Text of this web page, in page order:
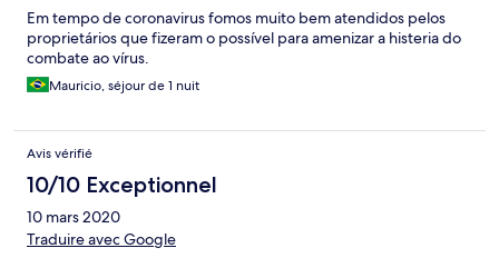
Em tempo de coronavirus fomos muito bem atendidos pelos
proprietários que fizeram o possível para amenizar a histeria do
combate ao vírus.
Mauricio, séjour de 1 nuit
Avis vérifié
10/10 Exceptionnel
10 mars 2020
Traduire avec Google